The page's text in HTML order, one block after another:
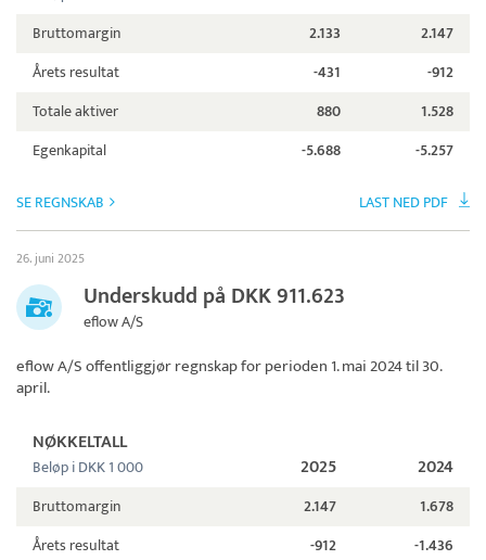
Bruttomargin 2.133
2.147
Årets resultat
-431
-912
Totale aktiver
880
1.528
Egenkapital
-5.688 -5.257
SE REGNSKAB LAST NED PDF
26. juni 2025
Underskudd på DKK 911.623
eflow A/S
eflow A/Soffentliggjør regnskap for perioden 1. mai 2024 til 30.
april.
NØKKELTALL
Beløp i DKK 1 000 2025 2024
Bruttomargin 2.147
1.678
Årets resultat
-912
-1.436